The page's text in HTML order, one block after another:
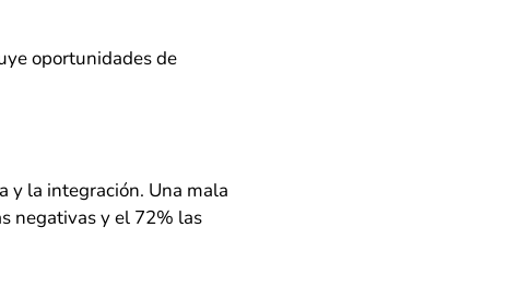
oportunidades de
y la integración. Una mala
negativas y el 72% las